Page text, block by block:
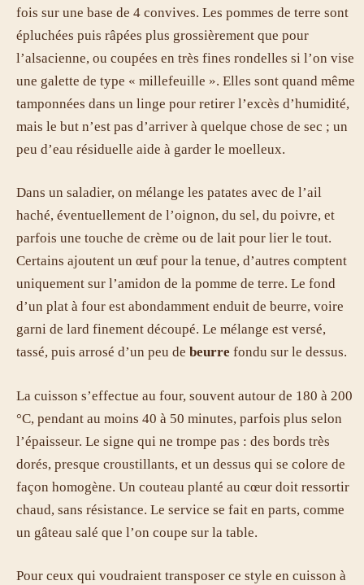
fois sur une base de 4 convives. Les pommes de terre sont
épluchées puis râpées plus grossièrement que pour
l’alsacienne, ou coupées en très fines rondelles si l’on vise
une galette de type « millefeuille ». Elles sont quand même
tamponnées dans un linge pour retirer l’excès d’humidité,
mais le but n’est pas d’arriver à quelque chose de sec ; un
peu d’eau résiduelle aide à garder le moelleux.
Dans un saladier, on mélange les patates avec de l’ail
haché, éventuellement de l’oignon, du sel, du poivre, et
parfois une touche de crème ou de lait pour lier le tout.
Certains ajoutent un œuf pour la tenue, d’autres comptent
uniquement sur l’amidon de la pomme de terre. Le fond
d’un plat à four est abondamment enduit de beurre, voire
garni de lard finement découpé. Le mélange est versé,
tassé, puis arrosé d’un peu de beurre fondu sur le dessus.
La cuisson s’effectue au four, souvent autour de 180 à 200
°C, pendant au moins 40 à 50 minutes, parfois plus selon
l’épaisseur. Le signe qui ne trompe pas : des bords très
dorés, presque croustillants, et un dessus qui se colore de
façon homogène. Un couteau planté au cœur doit ressortir
chaud, sans résistance. Le service se fait en parts, comme
un gâteau salé que l’on coupe sur la table.
Pour ceux qui voudraient transposer ce style en cuisson à